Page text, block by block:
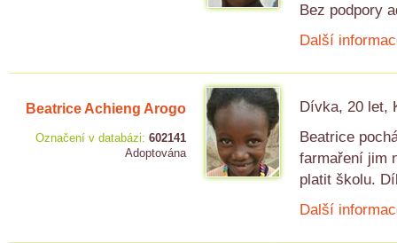
Bez podpory
Další
Beatrice Achieng Arogo
Označení v databázi: 602141
Adoptována
Dívka, 20 let,
Beatrice
farmaření jim
platit školu.
Další